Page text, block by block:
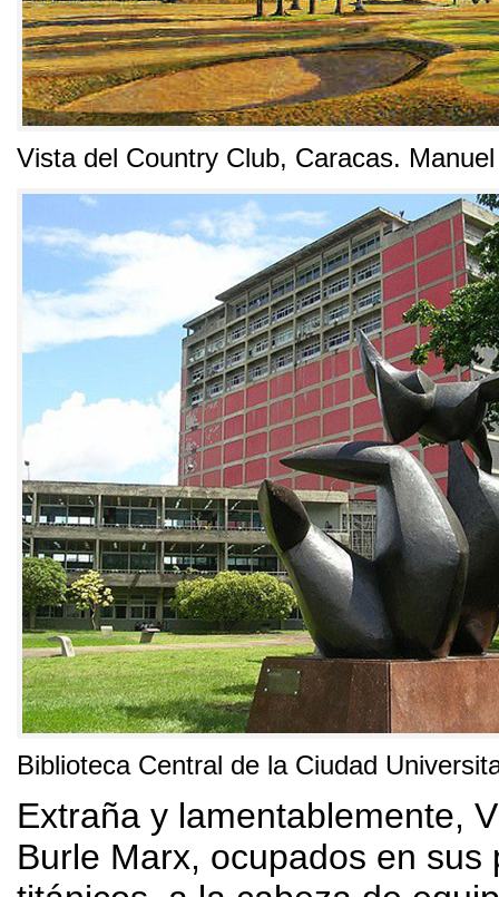
Vista del Country Club, Caracas.
Biblioteca Central de la Ciudad
Extraña y lamentablemente,
Burle Marx, ocupados en sus